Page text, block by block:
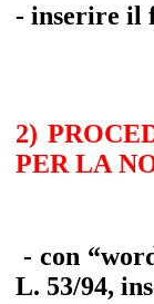
- inserire il
2)
PER LA
- con
L. 53/94,